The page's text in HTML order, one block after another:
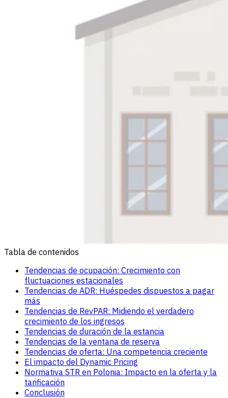
Tabla de contenidos
Tendencias de ocupación: Crecimiento con
fluctuaciones estacionales
Tendencias de ADR: Huéspedes dispuestos a pagar
más
Tendencias de RevPAR: Midiendo el verdadero
crecimiento de los ingresos
Tendencias de duración de la estancia
Tendencias de la ventana de reserva
Tendencias de oferta: Una competencia creciente
El impacto del Dynamic Pricing
Normativa STR en Polonia: Impacto en la oferta y la
tarificación
Conclusión